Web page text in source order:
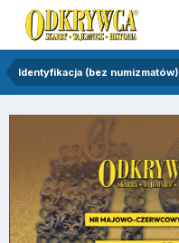
Identyfikacja (bez numizmatów)